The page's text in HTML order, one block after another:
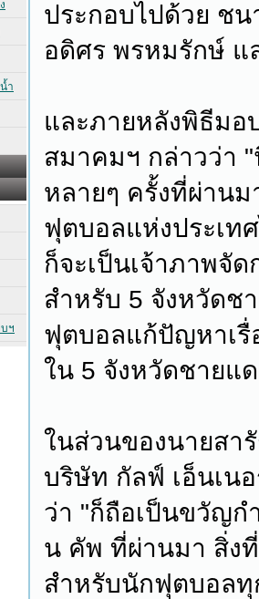
ประกอบไปด้วย ช
อดิศร พรหมรักษ์ แ
และภายหลังพิธีม
สมาคมฯ กล่าวว่า
หลายๆ ครั้งที่ผ่าน
ฟุตบอลแห่งประเท
ก็จะเป็นเจ้าภาพจั
สำหรับ 5 จังหวัดช
ฟุตบอลแก้ปัญหาเรื่
ใน 5 จังหวัดชายแ
ในส่วนของนายสา
บริษัท กัลฟ์ เอ็นเน
ว่า "ก็ถือเป็นขวัญก
น คัพ ที่ผ่านมา สิ่ง
สำหรับนักฟุตบอล